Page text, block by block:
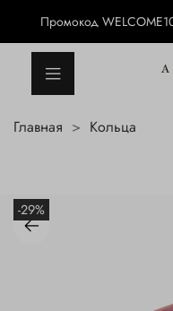
Промокод
Главная Кольца
-29%